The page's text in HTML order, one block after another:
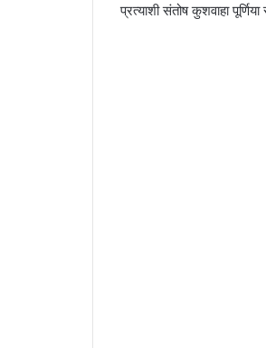
प्रत्याशी संतोष कुशवाहा